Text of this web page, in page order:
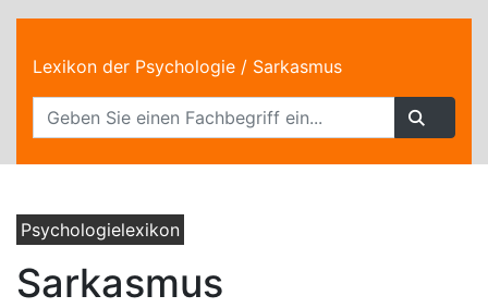
Lexikon der Psychologie / Sarkasmus
Psychologielexikon
Sarkasmus